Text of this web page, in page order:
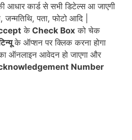
आधार कार्ड से सभी डिटेल्स आ जाएगी
पता, फोटो आदि |
के Check Box को चेक
के ऑप्शन पर क्लिक करना होगा
ऑनलाइन आवेदन हो जाएगा और
Number